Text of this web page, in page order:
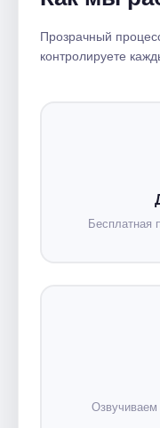
Прозрачный
контролируете
Бесплатная
Озвучиваем